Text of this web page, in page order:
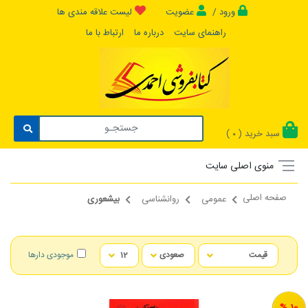
ورود / عضویت
لیست علاقه مندی ها
راهنمای سایت
درباره ما ارتباط با ما
سبد خرید ( 0
)
منوی اصلی سایت
صفحه اصلی عمومی روانشناسی بیشعوری
موجودی دارها